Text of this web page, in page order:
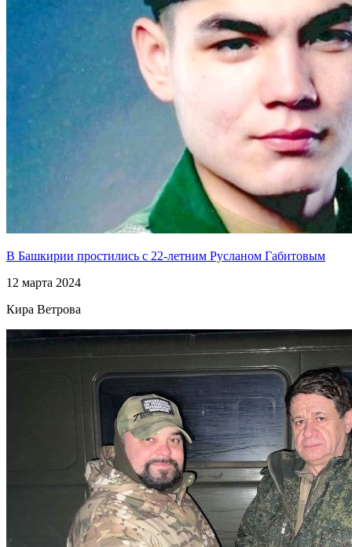
В Башкирии простились с 22-летним Русланом Габитовым
12 марта 2024
Кира Ветрова